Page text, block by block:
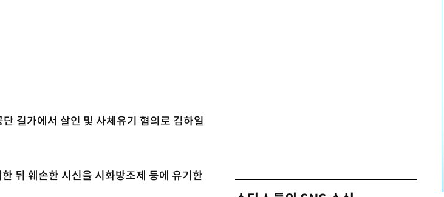
길가에서 살인 및 사체유기 혐의로 김하일
뒤 훼손한 시신을 시화방조제 등에 유기한